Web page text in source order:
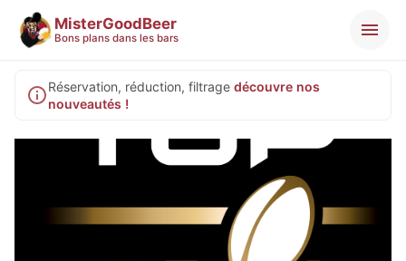
MisterGoodBeer
Bons plans dans les bars
Réservation, réduction, filtrage découvre nos
nouveautés !